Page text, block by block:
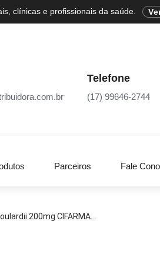
clínicas e profissionais da saúde.
Telefone
(17) 99646-2744
Parceiros Fale
200mg CIFARMA...